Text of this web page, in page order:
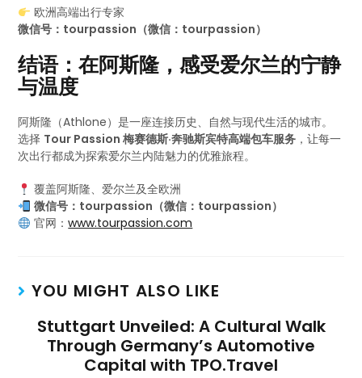
欧洲高端出行专家
微信号：tourpassion（微信：tourpassion）
结语：在阿斯隆，感受爱尔兰的宁静
与温度
阿斯隆（Athlone）是一座连接历史、自然与现代生活的城市。
选择 Tour Passion 梅赛德斯·奔驰斯宾特高端包车服务 ，让每一
次出行都成为探索爱尔兰内陆魅力的优雅旅程。
覆盖阿斯隆、爱尔兰及全欧洲
微信号：tourpassion（微信：tourpassion）
官网：www.tourpassion.com
YOU MIGHT ALSO LIKE
Stuttgart Unveiled: A Cultural Walk
Through Germany’s Automotive
Capital with TPO.Travel